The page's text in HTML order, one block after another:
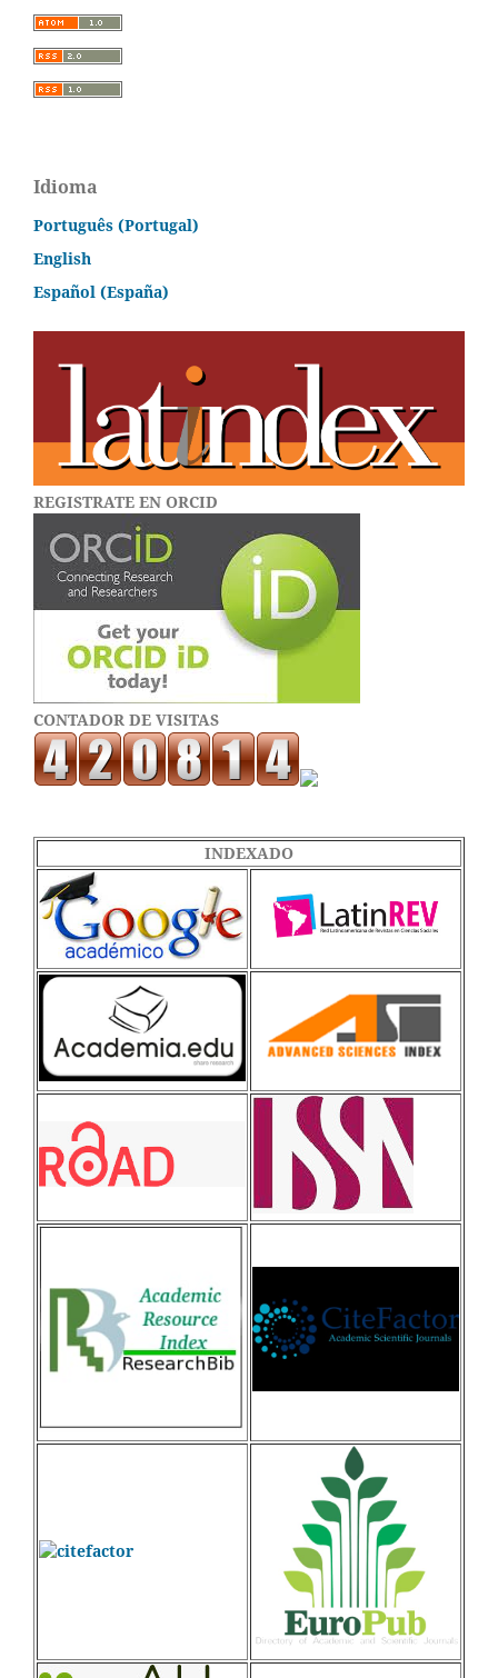
Idioma
Português (Portugal)
English
Español (España)
REGISTRATE EN ORCID
CONTADOR DE VISITAS
INDEXADO